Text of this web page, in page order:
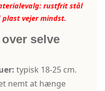
rustfrit stål
vejer mindst.
selve
typisk 18-25 cm.
nemt at hænge